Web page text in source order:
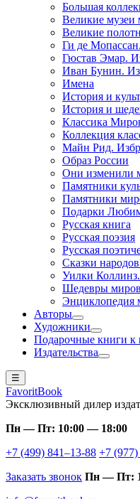
Большая
Великие музеи
Великие
Ги де
Гюстав Эмар.
Иван Бунин.
Имена
История и
История и
Классика
Коллекция
Майн Рид.
Образ России
Они изменили
Памятники
Памятники
Подарки
Русская книга
Русская поэзия
Русская
Сказки
Уилки
Шедевры
Энциклопедия
Авторы
Художники
Подарочные книги к
Издательства
☰
FavoritBook
Эксклюзивный дилер
Пн — Пт: 10:00 — 18:00
+7 (499) 841–13-88 +7
Заказать звонок Пн — Пт: